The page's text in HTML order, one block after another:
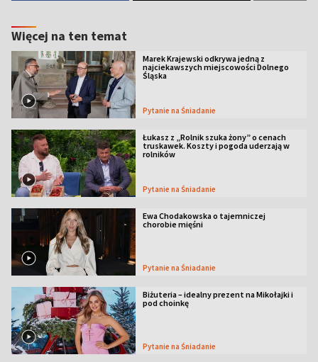
Więcej na ten temat
Marek Krajewski odkrywa jedną z
najciekawszych miejscowości Dolnego
Śląska
Pytanie na Śniadanie
Łukasz z „Rolnik szuka żony” o cenach
truskawek. Koszty i pogoda uderzają w
rolników
Pytanie na Śniadanie
Ewa Chodakowska o tajemniczej
chorobie mięśni
Pytanie na Śniadanie
Biżuteria – idealny prezent na Mikołajki i
pod choinkę
Pytanie na Śniadanie